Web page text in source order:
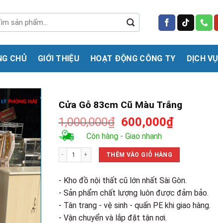
CHỦ GIỚI THIỆU HOẠT ĐỘNG CÔNG TY DỊCH VỤ
Cửa Gỗ 83cm Cũ Màu Trắng
1,000,000₫ Giá
gốc
là:
1,000,000₫.
600,000₫Giá
tại
Còn hàng - Giao nhanh
Cửa Gỗ 83cm Cũ Màu Trắng số lượng
THÊM VÀO GIỎ HÀNG
- Kho đồ nội thất cũ lớn nhất Sài Gòn.
- Sản phẩm chất lượng luôn được đảm bảo.
- Tân trang - vệ sinh - quấn PE khi giao hàng.
- Vận chuyển và lắp đặt tận nơi.